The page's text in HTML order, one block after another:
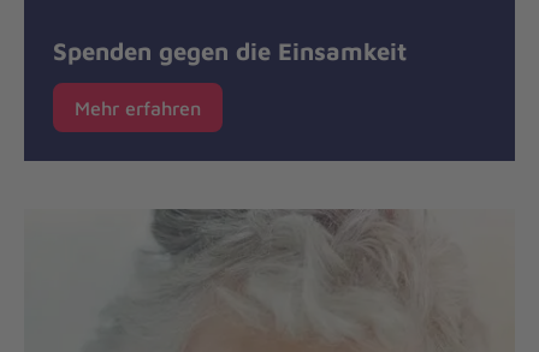
Spenden gegen die Einsamkeit
Mehr erfahren